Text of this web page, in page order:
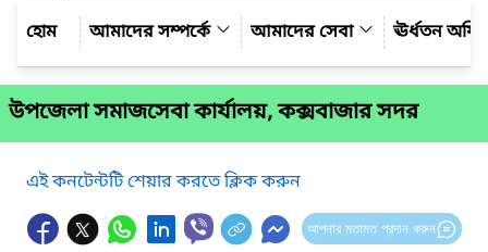
আমাদের সম্পর্কে
আমাদের সেবা ঊর্ধতন
উপজেলা সমাজসেবা কার্যালয়, কক্সবাজার সদর
এই কনটেন্টটি শেয়ার করতে ক্লিক করুন
আপনার মতামত প্রদান করুন